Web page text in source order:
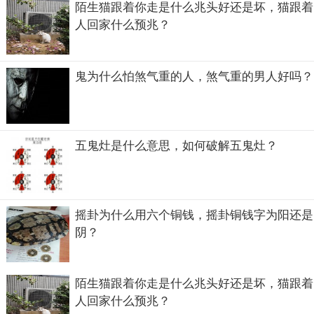
鼻屎其实吃了没什么大碍，不会对身体造成什么影响，有的
人为了减压也会吃鼻屎啥的各种行为，只要不影响他人这都
没什么，据说动物是会吃自己的鼻屎，它们没有恶心感，还
类的，可能还存在一个回归大自然的行为吧，也是比较放飞
自我了。
陌生猫跟着你走是什么兆头好还是坏，猫跟着
人回家什么预兆？
鬼为什么怕煞气重的人，煞气重的男人好吗？
五鬼灶是什么意思，如何破解五鬼灶？
摇卦为什么用六个铜钱，摇卦铜钱字为阳还是
阴？
陌生猫跟着你走是什么兆头好还是坏，猫跟着
人回家什么预兆？